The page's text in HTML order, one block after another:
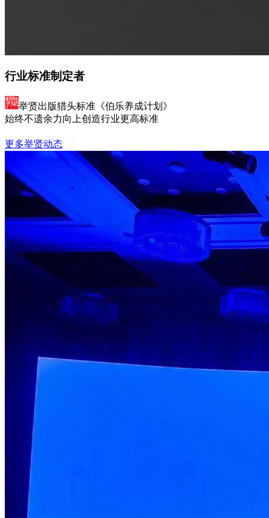
行业标准制定者
举贤出版猎头标准《伯乐养成计划》
始终不遗余力向上创造行业更高标准
更多举贤动态